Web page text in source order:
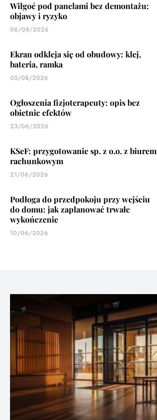
Wilgoć pod panelami bez demontażu:
objawy i ryzyko
06/08/2026
Ekran odkleja się od obudowy: klej,
bateria, ramka
05/08/2026
Ogłoszenia fizjoterapeuty: opis bez
obietnic efektów
23/06/2026
KSeF: przygotowanie sp. z o.o. z biurem
rachunkowym
21/06/2026
Podłoga do przedpokoju przy wejściu
do domu: jak zaplanować trwałe
wykończenie
10/06/2026